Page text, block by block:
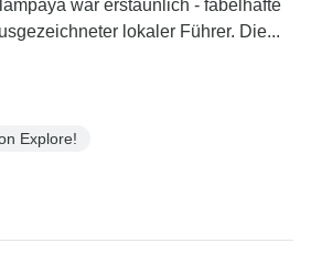
war erstaunlich - fabelhafte
lokaler Führer. Die...
Explore!